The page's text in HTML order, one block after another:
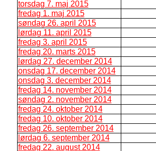
torsdag 7. maj 2015
fredag 1. maj 2015
søndag 26. april 2015
lørdag 11. april 2015
fredag 3. april 2015
fredag 20. marts 2015
lørdag 27. december 2014
onsdag 17. december 2014
onsdag 3. december 2014
fredag 14. november 2014
søndag 2. november 2014
fredag 24. oktober 2014
fredag 10. oktober 2014
fredag 26. september 2014
lørdag 6. september 2014
fredag 22. august 2014